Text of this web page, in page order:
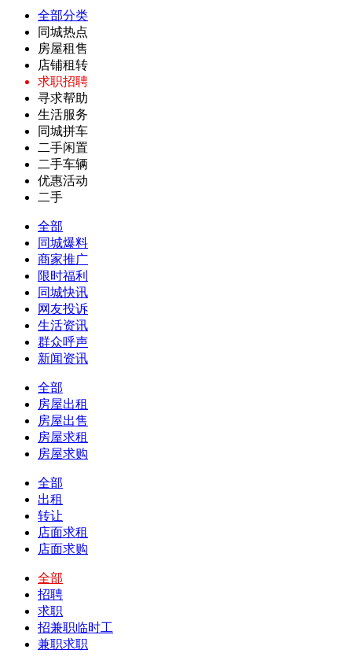
全部分类
同城热点
房屋租售
店铺租转
求职招聘
寻求帮助
生活服务
同城拼车
二手闲置
二手车辆
优惠活动
二手
全部
同城爆料
商家推广
限时福利
同城快讯
网友投诉
生活资讯
群众呼声
新闻资讯
全部
房屋出租
房屋出售
房屋求租
房屋求购
全部
出租
转让
店面求租
店面求购
全部
招聘
求职
招兼职临时工
兼职求职